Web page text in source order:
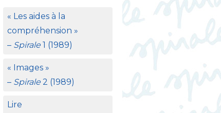
« Les aides à la
compréhension »
– Spirale1 (1989)
« Images »
– Spirale2 (1989)
Lire